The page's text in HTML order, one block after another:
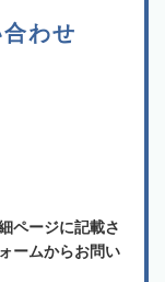
わせ
ページに記載さ
ームからお問い